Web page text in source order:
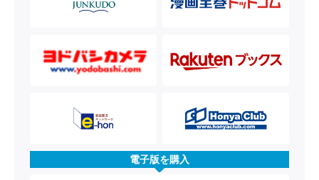
電子版を購入